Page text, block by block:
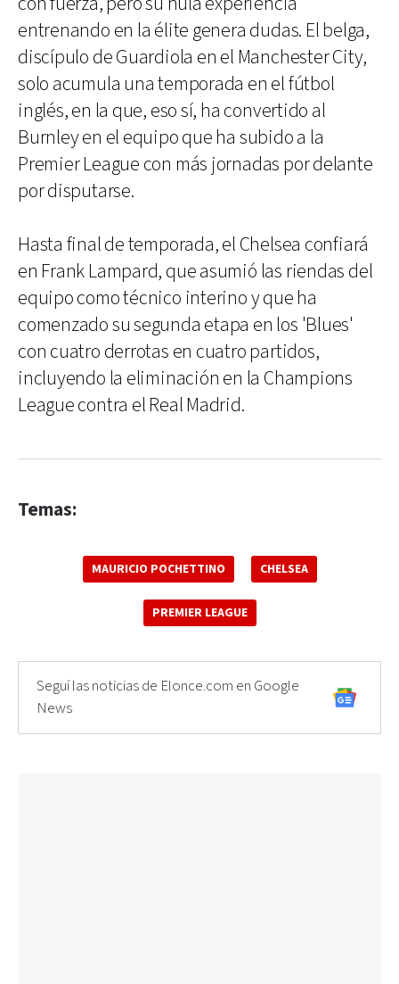
entrenando en la élite genera dudas. El belga,
discípulo de Guardiola en el Manchester City,
solo acumula una temporada en el fútbol
inglés, en la que, eso sí, ha convertido al
Burnley en el equipo que ha subido a la
Premier League con más jornadas por delante
por disputarse.
Hasta final de temporada, el Chelsea confiará
en Frank Lampard, que asumió las riendas del
equipo como técnico interino y que ha
comenzado su segunda etapa en los 'Blues'
con cuatro derrotas en cuatro partidos,
incluyendo la eliminación en la Champions
League contra el Real Madrid.
Temas:
MAURICIO POCHETTINO CHELSEA
PREMIER LEAGUE
Seguí las noticias de Elonce.com en Google
News